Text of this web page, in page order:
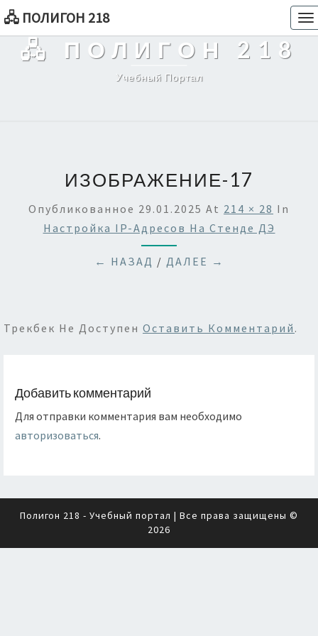
🖧 ПОЛИГОН 218
🖧 ПОЛИГОН 218
Учебный Портал
ИЗОБРАЖЕНИЕ-17
Опубликованное 29.01.2025 At 214 × 28 In
Настройка IP-Адресов На Стенде ДЭ
← НАЗАД / ДАЛЕЕ →
Трекбек Не Доступен Оставить Комментарий .
Добавить комментарий
Для отправки комментария вам необходимо
авторизоваться.
Полигон 218 - Учебный портал | Все права защищены ©
2026